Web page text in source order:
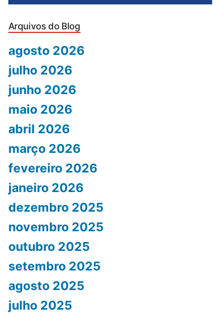
Arquivos do Blog
agosto 2026
julho 2026
junho 2026
maio 2026
abril 2026
março 2026
fevereiro 2026
janeiro 2026
dezembro 2025
novembro 2025
outubro 2025
setembro 2025
agosto 2025
julho 2025